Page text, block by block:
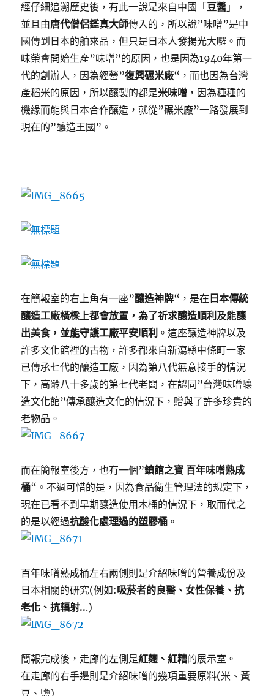
經仔細追溯歷史後，有此一說是來自中國「豆醬 」，
並且由唐代僧侶鑑真大師傳入的，所以說”味噌”是中
國傳到日本的舶來品，但只是日本人發揚光大囉。而
味榮會開始生產”味噌”的原因，也是因為1940年第一
代的創辦人，因為經營”復興碾米廠“，而也因為台灣
產稻米的原因，所以釀製的都是米味噌 ，因為種種的
機緣而能與日本合作釀造，就從”碾米廠”一路發展到
現在的”釀造王國”。
在簡報室的右上角有一座”釀造神牌“，是在 日本傳統
釀造工廠橫樑上都會放置，為了祈求釀造順利及能釀
出美食，並能守護工廠平安順利 。這座釀造神牌以及
許多文化館裡的古物，許多都來自新瀉縣中條町一家
已傳承七代的釀造工廠，因為第八代無意接手的情況
下，高齡八十多歲的第七代老闆，在認同”台灣味噌釀
造文化館”傳承釀造文化的情況下，贈與了許多珍貴的
老物品。
而在簡報室後方，也有一個”鎮館之寶 百年味噌熟成
桶“。不過可惜的是，因為食品衛生管理法的規定下，
現在已看不到早期釀造使用木桶的情況下，取而代之
的是以經過抗酸化處理過的塑膠桶 。
百年味噌熟成桶左右兩側則是介紹味噌的營養成份及
日本相關的研究(例如:吸菸者的良醫、女性保養、抗
老化、抗輻射...)
簡報完成後，走廊的左側是紅麴、紅糟的展示室。
在走廊的右手邊則是介紹味噌的幾項重要原料(米、黃
豆、鹽)